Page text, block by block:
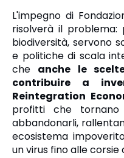
L'impegno di
risolverà il
biodiversità, servono
e politiche di scala
che anche le
contribuire a
Reintegration
profitti che tornano
abbandonarli,
ecosistema
un virus fino alle corsie